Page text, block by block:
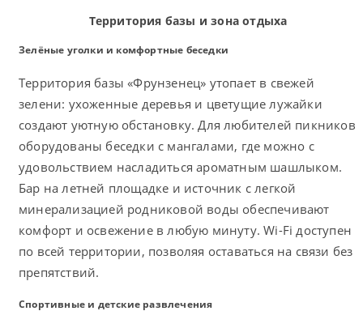
Территория базы и зона отдыха
Зелёные уголки и комфортные беседки
Территория базы «Фрунзенец» утопает в свежей
зелени: ухоженные деревья и цветущие лужайки
создают уютную обстановку. Для любителей пикников
оборудованы беседки с мангалами, где можно с
удовольствием насладиться ароматным шашлыком.
Бар на летней площадке и источник с легкой
минерализацией родниковой воды обеспечивают
комфорт и освежение в любую минуту. Wi-Fi доступен
по всей территории, позволяя оставаться на связи без
препятствий.
Спортивные и детские развлечения